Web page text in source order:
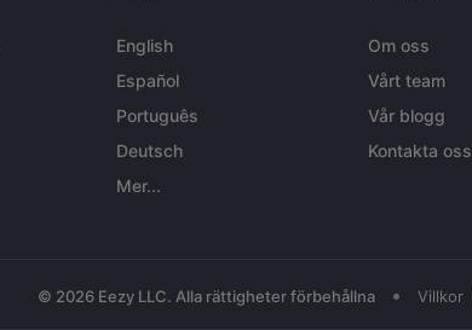
English
Español
Português
Deutsch
Mer...
Om oss
Vårt team
Vår blogg
Kontakta oss
© 2026 Eezy LLC. Alla rättigheter förbehållna • Villkor